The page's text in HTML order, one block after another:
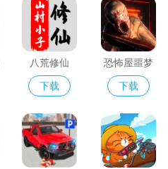
八荒修仙
下载
恐怖屋噩梦
下载